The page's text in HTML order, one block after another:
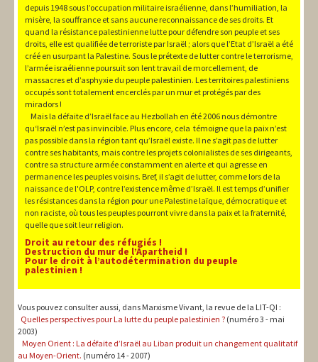
depuis 1948 sous l’occupation militaire israélienne, dans l’humiliation, la
misère, la souffrance et sans aucune reconnaissance de ses droits. Et
quand la résistance palestinienne lutte pour défendre son peuple et ses
droits, elle est qualifiée de terroriste par Israël ; alors que l’Etat d’Israël a été
créé en usurpant la Palestine. Sous le prétexte de lutter contre le terrorisme,
l’armée israélienne poursuit son lent travail de morcellement, de
massacres et d’asphyxie du peuple palestinien. Les territoires palestiniens
occupés sont totalement encerclés par un mur et protégés par des
miradors !
Mais la défaite d’Israël face au Hezbollah en été 2006 nous démontre
qu‘Israël n’est pas invincible. Plus encore, cela témoigne que la paix n’est
pas possible dans la région tant qu’Israël existe. Il ne s’agit pas de lutter
contre ses habitants, mais contre les projets colonialistes de ses dirigeants,
contre sa structure armée constamment en alerte et qui agresse en
permanence les peuples voisins. Bref, il s’agit de lutter, comme lors de la
naissance de l'OLP, contre l’existence même d’Israël. Il est temps d’unifier
les résistances dans la région pour une Palestine laïque, démocratique et
non raciste, où tous les peuples pourront vivre dans la paix et la fraternité,
quelle que soit leur religion.
Droit au retour des réfugiés !
Destruction du mur de l’Apartheid !
Pour le droit à l’autodétermination du peuple
palestinien !
Vous pouvez consulter aussi, dans Marxisme Vivant, la revue de la LIT-QI :
Quelles perspectives pour La lutte du peuple palestinien ? (numéro 3 - mai
2003)
Moyen Orient : La défaite d’Israël au Liban produit un changement qualitatif
au Moyen-Orient. (numéro 14 - 2007)